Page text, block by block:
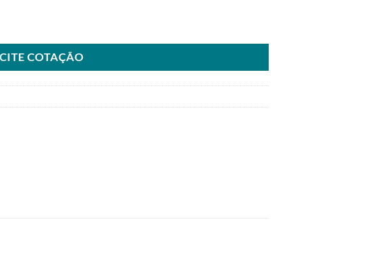
COTAÇÃO